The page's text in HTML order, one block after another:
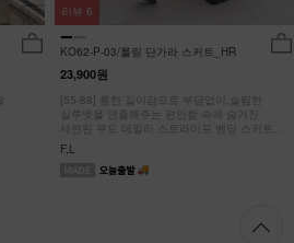
KO62-P-03/롤링 단가라 스커트_HR
23,900원
[55-88] 롱한 길이감으로 부담없이,슬림한
실루엣을 연출해주는 편안함 속에 숨겨진
세련된 무드 데일리 스트라이프 밴딩 스커트
#NAK MADE.
F,L
리뷰 6